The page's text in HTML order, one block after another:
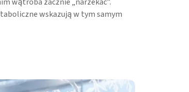
wskazują w tym samym